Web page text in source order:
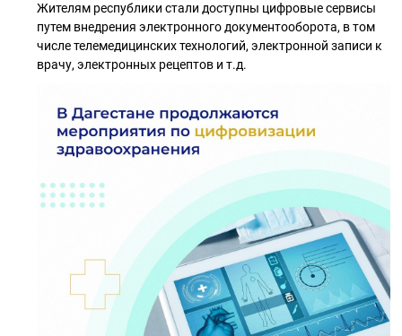
Жителям республики стали доступны цифровые сервисы
путем внедрения электронного документооборота, в том
числе телемедицинских технологий, электронной записи к
врачу, электронных рецептов и т.д.